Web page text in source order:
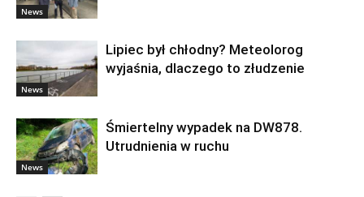
News
News
Lipiec był chłodny? Meteolorog
wyjaśnia, dlaczego to złudzenie
News
Śmiertelny wypadek na DW878.
Utrudnienia w ruchu